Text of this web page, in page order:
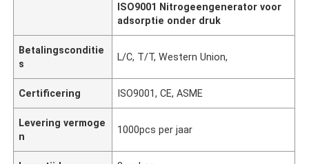
ISO9001 Nitrogeengenerator voor
adsorptie onder druk
Betalingsconditie
s
L/C, T/T, Western Union,
Certificering ISO9001, CE, ASME
Levering vermoge
n
1000pcs per jaar